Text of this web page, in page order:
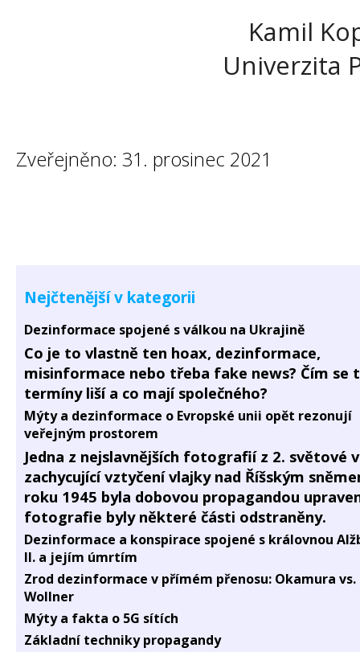
Kamil
Univerzita
Zveřejněno: 31. prosinec 2021
Nejčtenější v kategorii
Dezinformace spojené s válkou na Ukrajině
Co je to vlastně ten hoax, dezinformace,
misinformace nebo třeba fake news? Čím se
termíny liší a co mají společného?
Mýty a dezinformace o Evropské unii opět rezonují
veřejným prostorem
Jedna z nejslavnějších fotografií z 2. světové
zachycující vztyčení vlajky nad Říšským
roku 1945 byla dobovou propagandou
fotografie byly některé části odstraněny.
Dezinformace a konspirace spojené s královnou
II. a jejím úmrtím
Zrod dezinformace v přímém přenosu: Okamura vs.
Wollner
Mýty a fakta o 5G sítích
Základní techniky propagandy